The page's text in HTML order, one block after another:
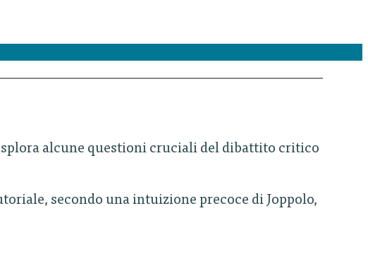
alcune questioni cruciali del dibattito critico
secondo una intuizione precoce di Joppolo,